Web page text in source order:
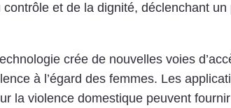
et de la dignité, déclenchant
crée de nouvelles voies
à l’égard des femmes. Les
la violence domestique peuvent